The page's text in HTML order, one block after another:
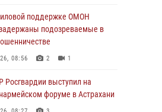
поддержке ОМОН
подозреваемые в
08:56 2 1
выступил на
форуме в Астрахани